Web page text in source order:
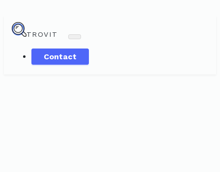
TROVIT
Contact